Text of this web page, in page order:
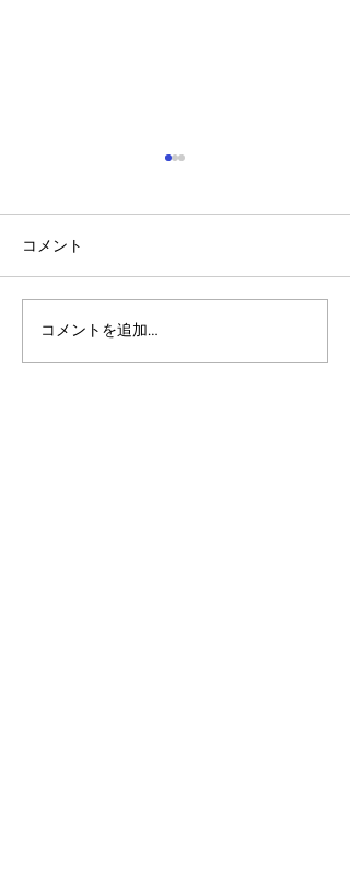
アルゴランドのポスト量
子暗号（PQC）ロードマ
コメント
コメントを追加…